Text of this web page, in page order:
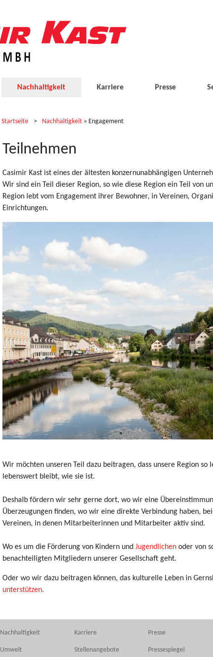
Nachhaltigkeit Karriere Presse
Startseite Nachhaltigkeit» Engagement
Teilnehmen
Casimir Kast ist eines der ältesten konzernunabhängigen
Wir sind ein Teil dieser Region, so wie diese Region ein Teil von
Region lebt vom Engagement ihrer Bewohner, in Vereinen,
Einrichtungen.
Wir möchten unseren Teil dazu beitragen, dass unsere Region so
lebenswert bleibt, wie sie ist.
Deshalb fördern wir sehr gerne dort, wo wir eine
Überzeugungen finden, wo wir eine direkte Verbindung haben,
Vereinen, in denen Mitarbeiterinnen und Mitarbeiter aktiv sind.
Wo es um die Förderung von Kindern und Jugendlichen oder von
benachteiligten Mitgliedern unserer Gesellschaft geht.
Oder wo wir dazu beitragen können, das kulturelle Leben in
unterstützen.
Nachhaltigkeit
Umwelt
Karriere
Stellenangebote
Presse
Pressespiegel